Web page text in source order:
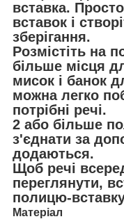
вставка.
вставок і
зберігання.
Розмістіть на
більше місця
мисок і банок
можна легко
потрібні речі.
2 або більше
з'єднати за
додаються.
Щоб речі
переглянути,
полицю-
Матеріал